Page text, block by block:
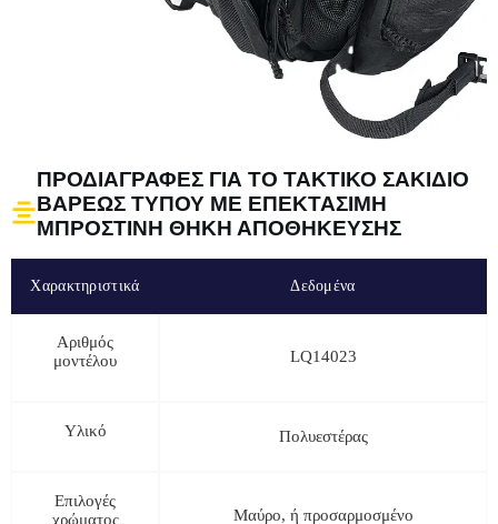
ΠΡΟΔΙΑΓΡΑΦΈΣ ΓΙΑ ΤΟ ΤΑΚΤΙΚΌ ΣΑΚΊΔΙΟ
ΒΑΡΈΩΣ ΤΎΠΟΥ ΜΕ ΕΠΕΚΤΆΣΙΜΗ
ΜΠΡΟΣΤΙΝΉ ΘΉΚΗ ΑΠΟΘΉΚΕΥΣΗΣ
Χαρακτηριστικά Δεδομένα
Αριθμός
μοντέλου
LQ14023
Υλικό Πολυεστέρας
Επιλογές
χρώματος
Μαύρο, ή προσαρμοσμένο